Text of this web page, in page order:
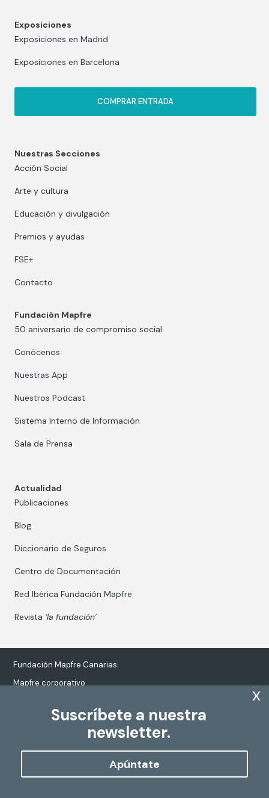
Suscríbete a nuestra
newsletter.
Apúntate
x
Exposiciones
Exposiciones en Madrid
Exposiciones en Barcelona
COMPRAR ENTRADA
Nuestras Secciones
Acción Social
Arte y cultura
Educación y divulgación
Premios y ayudas
FSE+
Contacto
Fundación Mapfre
50 aniversario de compromiso social
Conócenos
Nuestras App
Nuestros Podcast
Sistema Interno de Información
Sala de Prensa
Actualidad
Publicaciones
Blog
Diccionario de Seguros
Centro de Documentación
Red Ibérica Fundación Mapfre
Revista ‘la fundación’
Fundación Mapfre Canarias
Mapfre corporativo
Tratamiento de datos personales
Política de Cookies